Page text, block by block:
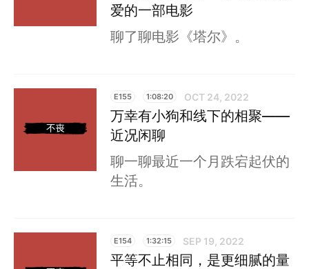
爱的一部电影
聊了聊电影《塔尔》。
E155 1:08:20 OCT 24, 2022
万幸有小狗和线下的相聚——
近况闲聊
聊一聊最近一个月跌宕起伏的
生活。
E154 1:32:15 SEP 19, 2022
平等不止相同，是更细腻的量